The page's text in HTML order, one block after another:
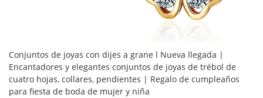
Conjuntos de joyas con dijes a grane l Nueva llegada |
Encantadores y elegantes conjuntos de joyas de trébol de
cuatro hojas, collares, pendientes | Regalo de cumpleaños
para fiesta de boda de mujer y niña